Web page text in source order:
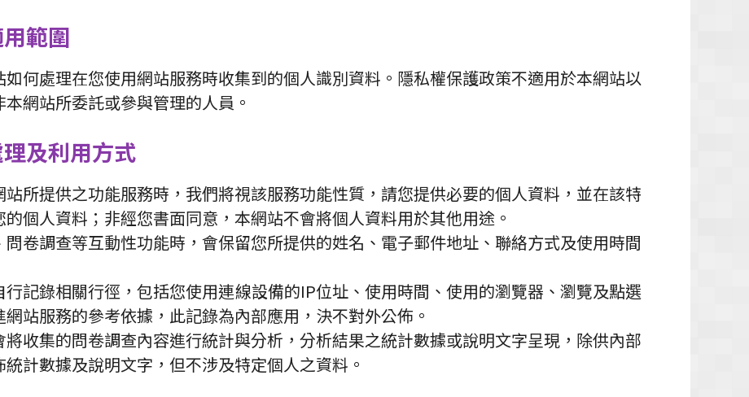
範圍
何處理在您使用網站服務時收集到的個人識別資料。隱私權保護政策不適用於本網站以
網站所委託或參與管理的人員。
及利用方式
所提供之功能服務時，我們將視該服務功能性質，請您提供必要的個人資料，並在該特
個人資料；非經您書面同意，本網站不會將個人資料用於其他用途。
卷調查等互動性功能時，會保留您所提供的姓名、電子郵件地址、聯絡方式及使用時間
記錄相關行徑，包括您使用連線設備的IP位址、使用時間、使用的瀏覽器、瀏覽及點選
站服務的參考依據，此記錄為內部應用，決不對外公佈。
收集的問卷調查內容進行統計與分析，分析結果之統計數據或說明文字呈現，除供內部
計數據及說明文字，但不涉及特定個人之資料。